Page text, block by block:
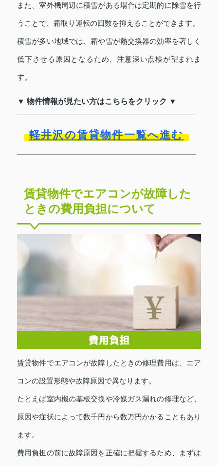
また、室外機周辺に積雪がある場合は定期的に除雪を行
うことで、霜取り運転の回数を抑えることができます。
積雪が多い地域では、霜や雪が熱交換器の効率を著しく
低下させる原因となるため、注意深い点検が望まれま
す。
▼ 物件情報が見たい方はこちらをクリック ▼
軽井沢の賃貸物件一覧へ進む
賃貸物件でエアコンが故障した
ときの費用負担について
賃貸物件でエアコンが故障したときの修理費用は、エア
コンの設置形態や故障原因で異なります。
たとえば室内機の基板交換や冷媒ガス漏れの修理など、
原因や症状によって数千円から数万円かかることもあり
ます。
費用負担の前に故障原因を正確に把握するため、まずは